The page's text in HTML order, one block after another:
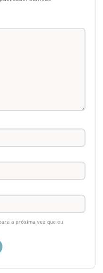
a próxima vez que eu